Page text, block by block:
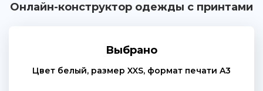
Онлайн-конструктор одежды с принтами
Выбрано
Цвет белый, размер XXS, формат печати A3